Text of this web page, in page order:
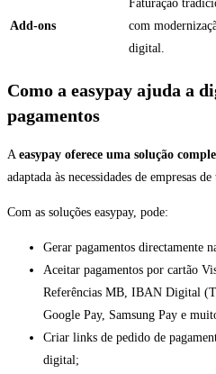
Add-ons
Faturação
com
digital.
Como a easypay ajuda a
pagamentos
A easypay oferece uma solução
adaptada às necessidades de empresas de
Com as soluções easypay, pode:
Gerar pagamentos directamente
Aceitar pagamentos por cartão
Referências MB, IBAN Digital
Google Pay, Samsung Pay e
Criar links de pedido de
digital;